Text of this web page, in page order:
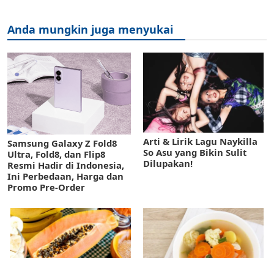
Anda mungkin juga menyukai
Samsung Galaxy Z Fold8
Ultra, Fold8, dan Flip8
Resmi Hadir di Indonesia,
Ini Perbedaan, Harga dan
Promo Pre-Order
Arti & Lirik Lagu Naykilla
So Asu yang Bikin Sulit
Dilupakan!